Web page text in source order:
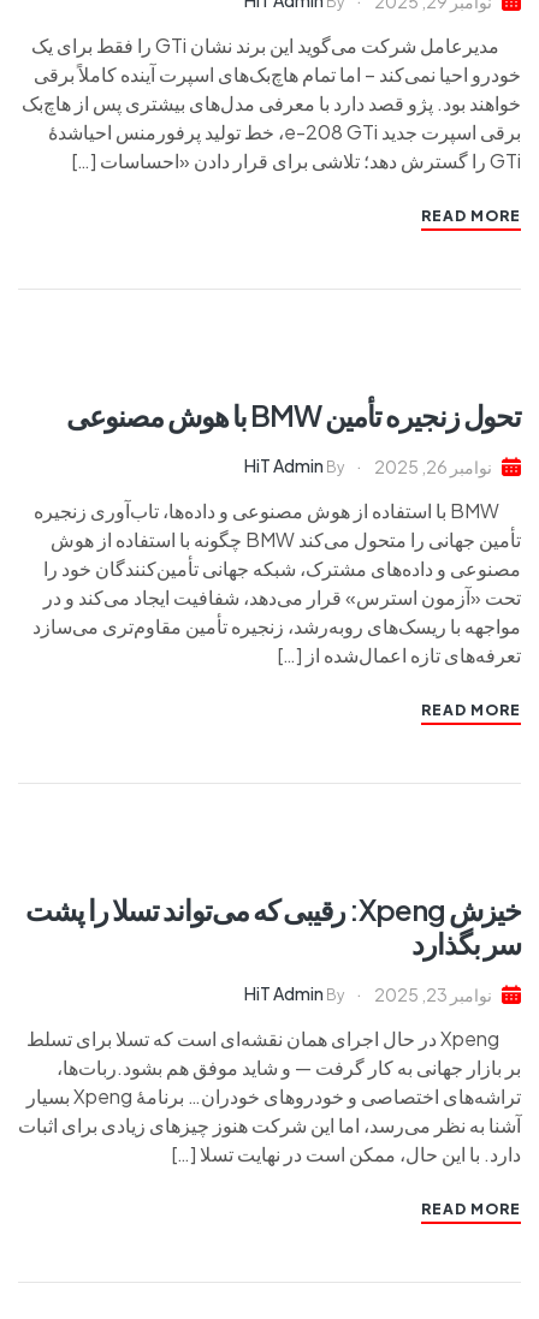
مدیرعامل شرکت می‌گوید این برند نشان GTi را فقط برای یک
خودرو احیا نمی‌کند – اما تمام هاچ‌بک‌های اسپرت آینده کاملاً برقی
خواهند بود. پژو قصد دارد با معرفی مدل‌های بیشتری پس از هاچ‌بک
برقی اسپرت جدید e-208 GTi، خط تولید پرفورمنس احیاشدهٔ
GTi را گسترش دهد؛ تلاشی برای قرار دادن «احساسات […]
READ MORE
تحول زنجیره تأمین BMW با هوش مصنوعی
نوامبر 26, 2025 By
HiT Admin
BMW با استفاده از هوش مصنوعی و داده‌ها، تاب‌آوری زنجیره
تأمین جهانی را متحول می‌کند BMW چگونه با استفاده از هوش
مصنوعی و داده‌های مشترک، شبکه جهانی تأمین‌کنندگان خود را
تحت «آزمون استرس» قرار می‌دهد، شفافیت ایجاد می‌کند و در
مواجهه با ریسک‌های رو‌به‌رشد، زنجیره تأمین مقاوم‌تری می‌سازد
تعرفه‌های تازه اعمال‌شده از […]
READ MORE
خیزش Xpeng: رقیبی که می‌تواند تسلا را پشت
سر بگذارد
نوامبر 23, 2025 By
HiT Admin
Xpeng در حال اجرای همان نقشه‌ای است که تسلا برای تسلط
بر بازار جهانی به کار گرفت — و شاید موفق هم بشود.ربات‌ها،
تراشه‌های اختصاصی و خودروهای خودران… برنامهٔ Xpeng بسیار
آشنا به نظر می‌رسد، اما این شرکت هنوز چیزهای زیادی برای اثبات
دارد. با این حال، ممکن است در نهایت تسلا […]
READ MORE